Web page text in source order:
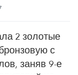
2 золотые
с
заняв 9-е